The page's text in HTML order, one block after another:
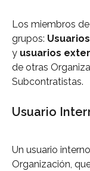
Los miembros
grupos:
y usuarios
de otras
Subcontratistas.
Usuario
Un usuario
Organización,